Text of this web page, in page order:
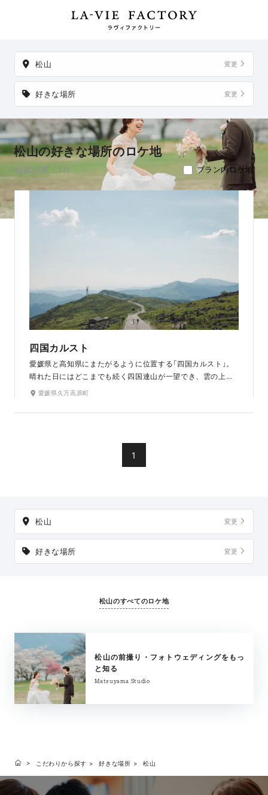
出張撮影も可能です。
松山 変更
好きな場所 変更
松山の好きな場所のロケ地
検索結果：1件 プラン内ロケ地
四国カルスト
愛媛県と高知県にまたがるように位置する「四国カルスト」。
晴れた日にはどこまでも続く四国連山が一望でき、雲の上の
大パノラマが広がります。珍しい高原植物や牛が放牧される
ここにしかない見どころがたくさん。新緑から紅葉まで、一
愛媛県久万高原町
1
松山 変更
好きな場所 変更
松山のすべてのロケ地
松山の前撮り・フォトウェディングをもっ
と知る
Matsuyama Studio
こだわりから探す 好きな場所 松山